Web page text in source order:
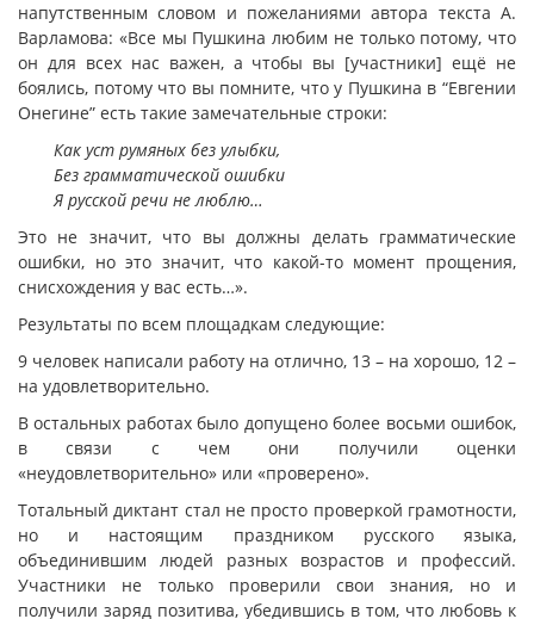
напутственным словом и пожеланиями автора текста А.
Варламова: «Все мы Пушкина любим не только потому, что
он для всех нас важен, а чтобы вы [участники] ещё не
боялись, потому что вы помните, что у Пушкина в “Евгении
Онегине” есть такие замечательные строки:
Как уст румяных без улыбки,
Без грамматической ошибки
Я русской речи не люблю…
Это не значит, что вы должны делать грамматические
ошибки, но это значит, что какой-то момент прощения,
снисхождения у вас есть…».
Результаты по всем площадкам следующие:
9 человек написали работу на отлично, 13 – на хорошо, 12 –
на удовлетворительно.
В остальных работах было допущено более восьми ошибок,
в связи с чем они получили оценки
«неудовлетворительно» или «проверено».
Тотальный диктант стал не просто проверкой грамотности,
но и настоящим праздником русского языка,
объединившим людей разных возрастов и профессий.
Участники не только проверили свои знания, но и
получили заряд позитива, убедившись в том, что любовь к